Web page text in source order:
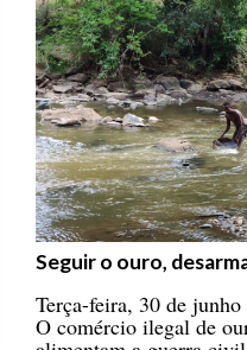
Seguir o ouro,
Terça-feira, 30 de
O comércio ilegal de